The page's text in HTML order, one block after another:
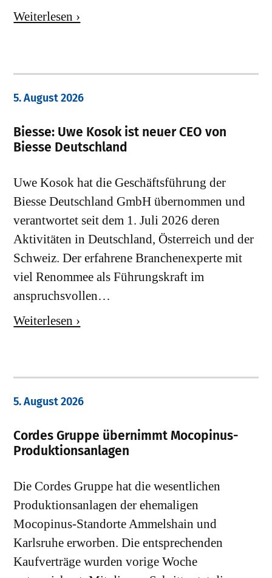
Weiterlesen ›
5. August 2026
Biesse: Uwe Kosok ist neuer CEO von
Biesse Deutschland
Uwe Kosok hat die Geschäftsführung der
Biesse Deutschland GmbH übernommen und
verantwortet seit dem 1. Juli 2026 deren
Aktivitäten in Deutschland, Österreich und der
Schweiz. Der erfahrene Branchenexperte mit
viel Renommee als Führungskraft im
anspruchsvollen…
Weiterlesen ›
5. August 2026
Cordes Gruppe übernimmt Mocopinus-
Produktionsanlagen
Die Cordes Gruppe hat die wesentlichen
Produktionsanlagen der ehemaligen
Mocopinus-Standorte Ammelshain und
Karlsruhe erworben. Die entsprechenden
Kaufverträge wurden vorige Woche